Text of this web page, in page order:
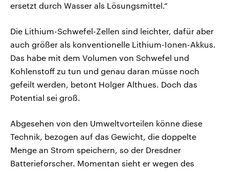
ersetzt durch Wasser als Lösungsmittel.“
Die Lithium-Schwefel-Zellen sind leichter, dafür aber
auch größer als konventionelle Lithium-Ionen-Akkus.
Das habe mit dem Volumen von Schwefel und
Kohlenstoff zu tun und genau daran müsse noch
gefeilt werden, betont Holger Althues. Doch das
Potential sei groß.
Abgesehen von den Umweltvorteilen könne diese
Technik, bezogen auf das Gewicht, die doppelte
Menge an Strom speichern, so der Dresdner
Batterieforscher. Momentan sieht er wegen des